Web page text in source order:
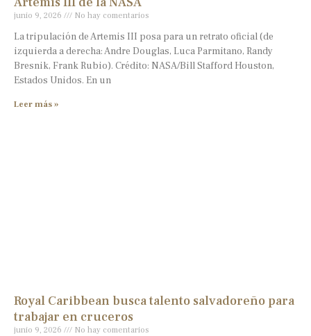
junio 9, 2026 No hay comentarios
La tripulación de Artemis III posa para un retrato oficial (de
izquierda a derecha: Andre Douglas, Luca Parmitano, Randy
Bresnik, Frank Rubio). Crédito: NASA/Bill Stafford Houston,
Estados Unidos. En un
Leer más »
Royal Caribbean busca talento salvadoreño para
trabajar en cruceros
junio 9, 2026 No hay comentarios